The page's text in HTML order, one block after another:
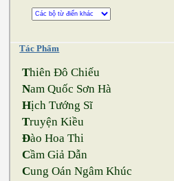
Tác Phẩm
Thiên Đô Chiếu
Nam Quốc Sơn Hà
Hịch Tướng Sĩ
Truyện Kiều
Đào Hoa Thi
Cầm Giả Dẫn
Cung Oán Ngâm Khúc